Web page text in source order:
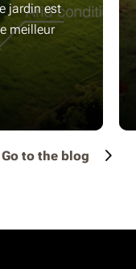
jardin est
meilleur
Go to the blog